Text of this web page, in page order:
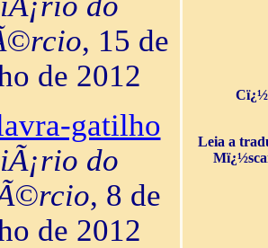
, 15 de
de 2012
gatilho
do
, 8 de
de 2012
Leia a